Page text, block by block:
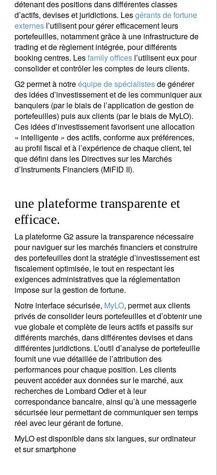
détenant des positions dans différentes classes
d’actifs, devises et juridictions. Lesgérants de fortune
externes l’utilisent pour gérer efficacement leurs
portefeuilles, notamment grâce à une infrastructure de
trading et de règlement intégrée, pour différents
booking centres. Lesfamily offices l’utilisent eux pour
consolider et contrôler les comptes de leurs clients.
G2 permet à notreéquipe de spécialistesde générer
des idées d’investissement et de les communiquer aux
banquiers (par le biais de l’application de gestion de
portefeuilles) puis aux clients (par le biais de MyLO).
Ces idées d’investissement favorisent une allocation
« intelligente » des actifs, conforme aux préférences,
au profil fiscal et à l’expérience de chaque client, tel
que défini dans les Directives sur les Marchés
d’Instruments Financiers (MiFID II).
une plateforme transparente et
efficace.
La plateforme G2 assure la transparence nécessaire
pour naviguer sur les marchés financiers et construire
des portefeuilles dont la stratégie d’investissement est
fiscalement optimisée, le tout en respectant les
exigences administratives que la réglementation
impose sur la gestion de fortune.
Notre interface sécurisée, MyLO, permet aux clients
privés de consolider leurs portefeuilles et d’obtenir une
vue globale et complète de leurs actifs et passifs sur
différents marchés, dans différentes devises et dans
différentes juridictions. L’outil d’analyse de portefeuille
fournit une vue détaillée de l’attribution des
performances pour chaque position. Les clients
peuvent accéder aux données sur le marché, aux
recherches de Lombard Odier et à leur
correspondance bancaire, ainsi qu’à une messagerie
sécurisée leur permettant de communiquer sen temps
réel avec leur gérant de fortune.
MyLO est disponible dans six langues, sur ordinateur
et sur smartphone